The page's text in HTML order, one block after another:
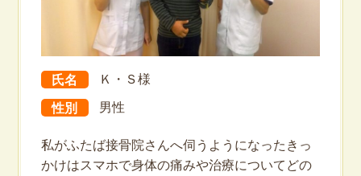
氏名 Ｋ・Ｓ様
性別 男性
私がふたば接骨院さんへ伺うようになったきっ
かけはスマホで身体の痛みや治療についてどの